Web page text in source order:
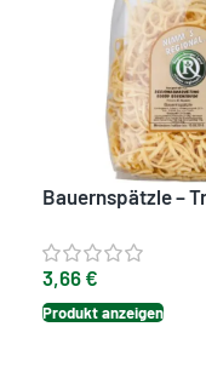
Bauernspätzle –
3,66 €
Produkt anzeigen